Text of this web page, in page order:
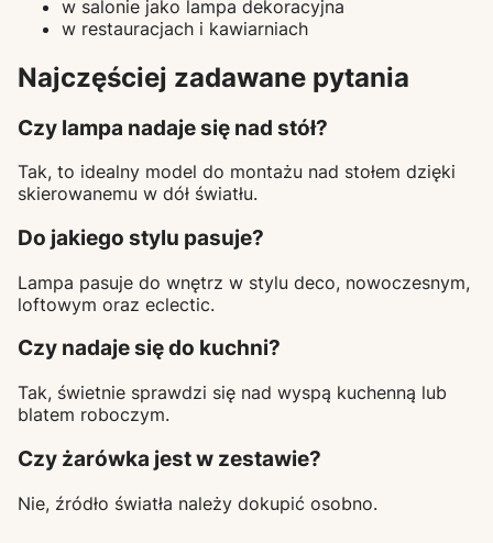
w salonie jako lampa dekoracyjna
w restauracjach i kawiarniach
Najczęściej zadawane pytania
Czy lampa nadaje się nad stół?
Tak, to idealny model do montażu nad stołem dzięki
skierowanemu w dół światłu.
Do jakiego stylu pasuje?
Lampa pasuje do wnętrz w stylu deco, nowoczesnym,
loftowym oraz eclectic.
Czy nadaje się do kuchni?
Tak, świetnie sprawdzi się nad wyspą kuchenną lub
blatem roboczym.
Czy żarówka jest w zestawie?
Nie, źródło światła należy dokupić osobno.